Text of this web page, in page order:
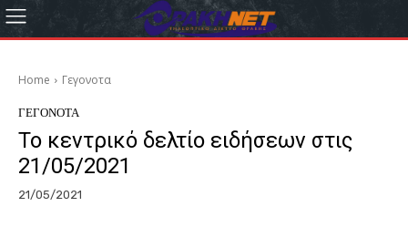
Home Γεγονοτα
ΓΕΓΟΝΟΤΑ
Το κεντρικό δελτίο ειδήσεων στις
21/05/2021
21/05/2021